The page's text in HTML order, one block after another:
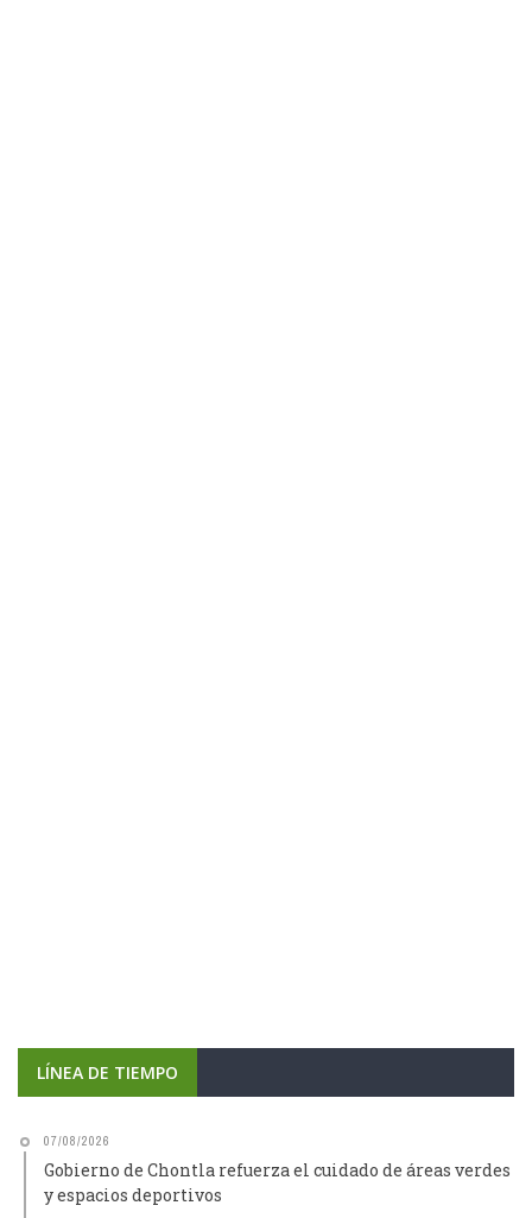
LÍNEA DE TIEMPO
07/08/2026
Gobierno de Chontla refuerza el cuidado de áreas verdes
y espacios deportivos